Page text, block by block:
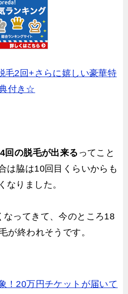
毛2回+さらに嬉しい豪華特
付き☆
回の脱毛が出来る ってこと
は脇は10回目くらいからも
なりました。
なってきて、今のところ18
が終われそうです。
！20万円チケットが届いて